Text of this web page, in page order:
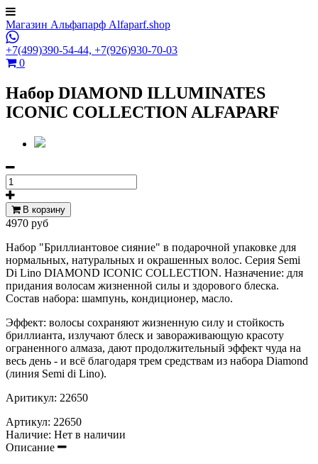
Магазин Альфапарф Alfaparf.shop
+7(499)390-54-44, +7(926)930-70-03
0
Набор DIAMOND ILLUMINATES
ICONIC COLLECTION ALFAPARF
В корзину
4970 руб
Набор "Бриллиантовое сияние" в подарочной упаковке для
нормальных, натуральных и окрашенных волос. Серия Semi
Di Lino DIAMOND ICONIC COLLECTION. Назначение: для
придания волосам жизненной силы и здорового блеска.
Состав набора: шампунь, кондиционер, масло.
Эффект: волосы сохраняют жизненную силу и стойкость
бриллианта, излучают блеск и завораживающую красоту
ограненного алмаза, дают продолжительный эффект чуда на
весь день - и всё благодаря трем средствам из набора Diamond
(линия Semi di Lino).
Аритикул: 22650
Артикул: 22650
Наличие: Нет в наличии
Описание